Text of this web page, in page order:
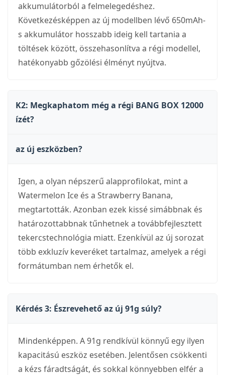
akkumulátorból a felmelegedéshez.
Következésképpen az új modellben lévő 650mAh-
s akkumulátor hosszabb ideig kell tartania a
töltések között, összehasonlítva a régi modellel,
hatékonyabb gőzölési élményt nyújtva.
K2: Megkaphatom még a régi BANG BOX 12000
ízét?
az új eszközben?
Igen, a olyan népszerű alapprofilokat, mint a
Watermelon Ice és a Strawberry Banana,
megtartották. Azonban ezek kissé simábbnak és
határozottabbnak tűnhetnek a továbbfejlesztett
tekercstechnológia miatt. Ezenkívül az új sorozat
több exkluzív keveréket tartalmaz, amelyek a régi
formátumban nem érhetők el.
Kérdés 3: Észrevehető az új 91g súly?
Mindenképpen. A 91g rendkívül könnyű egy ilyen
kapacitású eszköz esetében. Jelentősen csökkenti
a kézs fáradtságát, és sokkal könnyebben elfér a